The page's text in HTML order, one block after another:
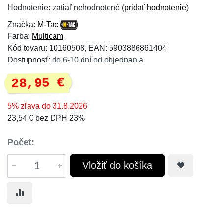
Hodnotenie: zatiaľ nehodnotené (pridať hodnotenie)
Značka: M-Tac
Farba: Multicam
Kód tovaru: 10160508, EAN: 5903886861404
Dostupnosť: do 6-10 dní od objednania
28,95 €
5% zľava do 31.8.2026
23,54 € bez DPH 23%
Počet:
Vložiť do košíka